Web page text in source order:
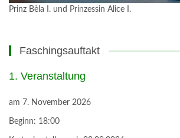
Prinz Bèla I. und Prinzessin Alice I.
Faschingsauftakt
1. Veranstaltung
am 7. November 2026
Beginn: 18:00